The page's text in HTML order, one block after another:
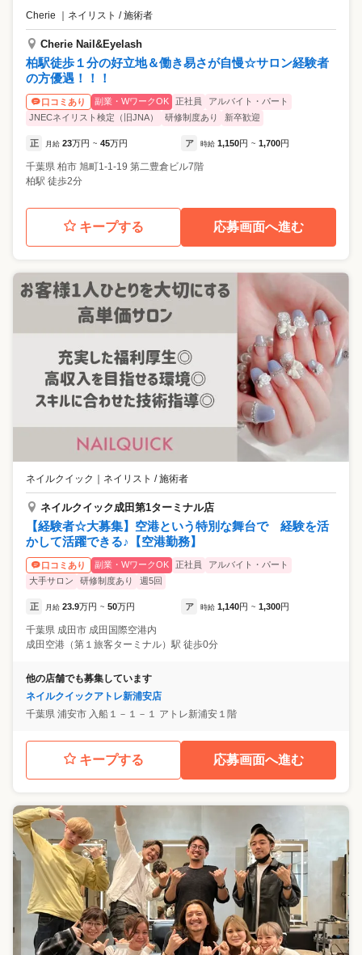
Cherie ｜ ネイリスト / 施術者
Cherie Nail&Eyelash
柏駅徒歩１分の好立地＆働き易さが自慢☆サロン経験者
の方優遇！！！
口コミあり 副業・WワークOK 正社員
アルバイト・パート
JNECネイリスト検定（旧JNA）
研修制度あり 新卒歓迎
正 月給 23万円 ~ 45万円 ア 時給 1,150円 ~ 1,700円
千葉県 柏市 旭町1-1-19 第二豊倉ビル7階
柏駅 徒歩2分
キープする 応募画面へ進む
ネイルクイック ｜ ネイリスト / 施術者
ネイルクイック成田第1ターミナル店
【経験者☆大募集】空港という特別な舞台で 経験を活
かして活躍できる♪【空港勤務】
口コミあり 副業・WワークOK 正社員
アルバイト・パート
大手サロン
研修制度あり 週5回
正 月給 23.9万円 ~ 50万円 ア 時給 1,140円 ~ 1,300円
千葉県 成田市 成田国際空港内
成田空港（第１旅客ターミナル）駅 徒歩0分
他の店舗でも募集しています
ネイルクイックアトレ新浦安店
千葉県 浦安市 入船１－１－１ アトレ新浦安１階
キープする 応募画面へ進む